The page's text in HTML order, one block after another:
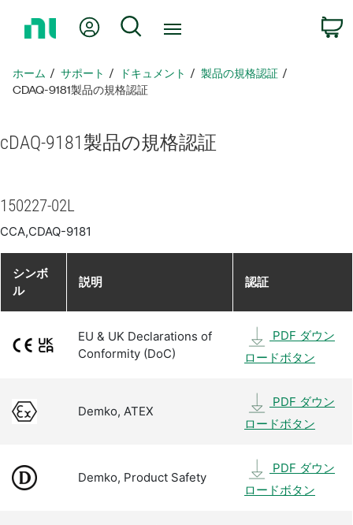
ペ
ー
戻
Myアカウント
検索
ホーム サポート ドキュメント
製品​の​規格​認証
CDAQ-9181製品​の​規格​認証
cDAQ-9181製品​の​規格​認証
150227-02L
CCA,CDAQ-9181
シンボ
ル
説明 認証
EU & UK Declarations of
Conformity (DoC)
PDF ダウン
ロードボタン
Demko, ATEX
PDF ダウン
ロードボタン
Demko, Product Safety
PDF ダウン
ロードボタン